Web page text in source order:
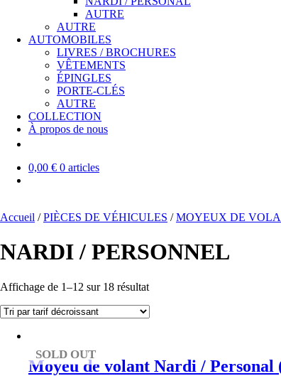
AUTRE
AUTRE
AUTOMOBILES
LIVRES / BROCHURES
VÊTEMENTS
ÉPINGLES
PORTE-CLÉS
AUTRE
COLLECTION
À propos de nous
0,00 € 0 articles
Accueil /PIÈCES DE VÉHICULES /MOYEUX DE
NARDI / PERSONNEL
Affichage de 1–12 sur 18 résultatTrié
SOLD OUT
Moyeu de volant Nardi / Personal